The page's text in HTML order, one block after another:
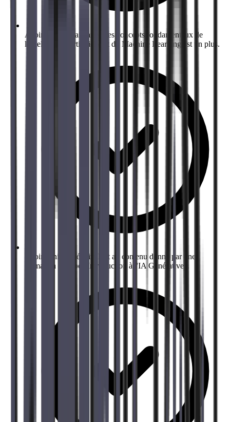
Avoir une connaissance des concepts fondamentaux de
l'Intelligence Artificielle et du Machine Learning est un plus.
Avoir le niveau équivalent au contenu donné par une
formation de type "Introduction à l'IA Générative".